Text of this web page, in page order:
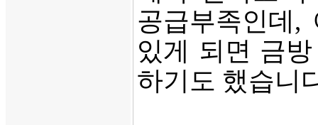
공급부족인데
있게 되면 금
하기도 했습니